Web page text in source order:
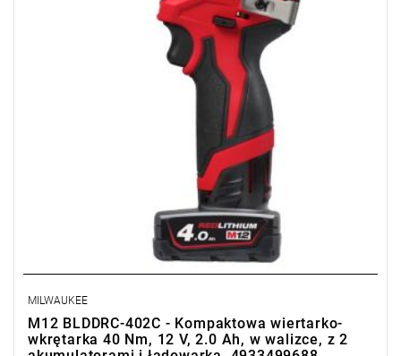
MILWAUKEE
M12 BLDDRC-402C - Kompaktowa wiertarko-
wkrętarka 40 Nm, 12 V, 2.0 Ah, w walizce, z 2